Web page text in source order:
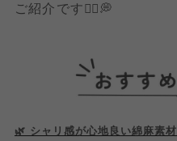
ご紹介です💁‍♀️💭
🌿‬ シャリ感が心地良い綿麻素材